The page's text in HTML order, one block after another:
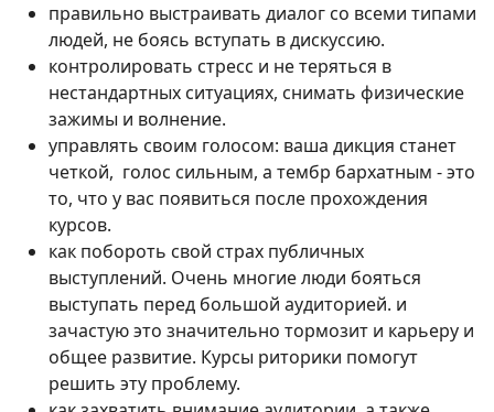
правильно выстраивать диалог со всеми типами
людей, не боясь вступать в дискуссию.
контролировать стресс и не теряться в
нестандартных ситуациях, снимать физические
зажимы и волнение.
управлять своим голосом: ваша дикция станет
четкой, голос сильным, а тембр бархатным - это
то, что у вас появиться после прохождения
курсов.
как побороть свой страх публичных
выступлений. Очень многие люди бояться
выступать перед большой аудиторией. и
зачастую это значительно тормозит и карьеру и
общее развитие. Курсы риторики помогут
решить эту проблему.